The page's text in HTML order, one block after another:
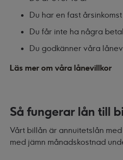
Du har en fast
Du får inte ha några
Du godkänner våra
Läs mer om våra lånevillkor
Så fungerar lån till
Vårt billån är annuitetslån
med jämn månadskostnad